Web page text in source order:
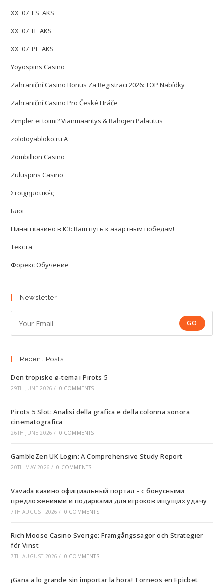
XX_07_ES_AKS
XX_07_IT_AKS
XX_07_PL_AKS
Yoyospins Casino
Zahraniční Casino Bonus Za Registraci 2026: TOP Nabídky
Zahraniční Casino Pro České Hráče
Zimpler ei toimi? Vianmääritys & Rahojen Palautus
zolotoyabloko.ru A
Zombillion Casino
Zuluspins Casino
Στοιχηματικές
Блог
Пинап казино в КЗ: Ваш путь к азартным победам!
Текста
Форекс Обучение
Newsletter
GO
Recent Posts
Den tropiske ø-tema i Pirots 5
29TH JUNE 2026 / 0 COMMENTS
Pirots 5 Slot: Analisi della grafica e della colonna sonora
cinematografica
26TH JUNE 2026 / 0 COMMENTS
GambleZen UK Login: A Comprehensive Study Report
20TH MAY 2026 / 0 COMMENTS
Vavada казино официальный портал – с бонусными
предложениями и подарками для игроков ищущих удачу
7TH AUGUST 2026 / 0 COMMENTS
Rich Moose Casino Sverige: Framgångssagor och Strategier
för Vinst
7TH AUGUST 2026 / 0 COMMENTS
¡Gana a lo grande sin importar la hora! Torneos en Epicbet